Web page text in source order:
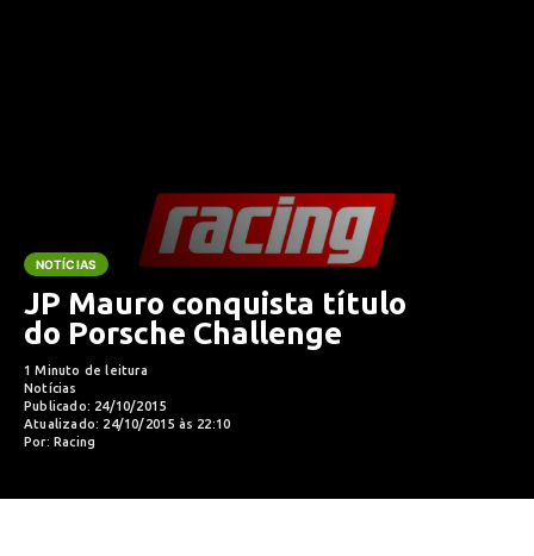
NOTÍCIAS
JP Mauro conquista título
do Porsche Challenge
1 Minuto de leitura
Notícias
Publicado: 24/10/2015
Atualizado: 24/10/2015 às 22:10
Por: Racing